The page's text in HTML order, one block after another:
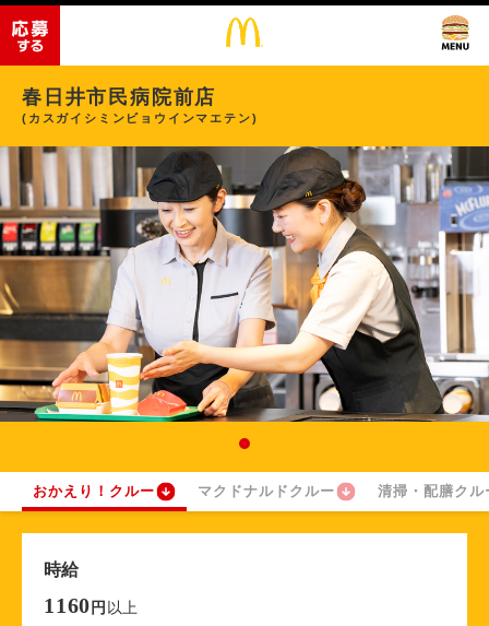
春日井市民病院前店
(カスガイシミンビョウインマエテン)
おかえり！クルー マクドナルドクルー 清掃・配膳クル
時給
1160 円 以上